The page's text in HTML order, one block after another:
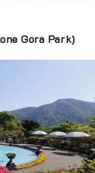
Gora Park)